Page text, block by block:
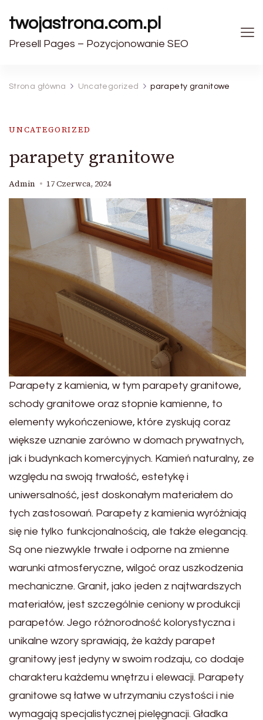
twojastrona.com.pl
Presell Pages – Pozycjonowanie SEO
Strona główna Uncategorized parapety granitowe
UNCATEGORIZED
parapety granitowe
Admin 17 Czerwca, 2024
Parapety z kamienia, w tym parapety granitowe,
schody granitowe oraz stopnie kamienne, to
elementy wykończeniowe, które zyskują coraz
większe uznanie zarówno w domach prywatnych,
jak i budynkach komercyjnych. Kamień naturalny, ze
względu na swoją trwałość, estetykę i
uniwersalność, jest doskonałym materiałem do
tych zastosowań. Parapety z kamienia wyróżniają
się nie tylko funkcjonalnością, ale także elegancją.
Są one niezwykle trwałe i odporne na zmienne
warunki atmosferyczne, wilgoć oraz uszkodzenia
mechaniczne. Granit, jako jeden z najtwardszych
materiałów, jest szczególnie ceniony w produkcji
parapetów. Jego różnorodność kolorystyczna i
unikalne wzory sprawiają, że każdy parapet
granitowy jest jedyny w swoim rodzaju, co dodaje
charakteru każdemu wnętrzu i elewacji. Parapety
granitowe są łatwe w utrzymaniu czystości i nie
wymagają specjalistycznej pielęgnacji. Gładka